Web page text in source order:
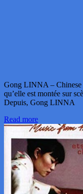
Gong LINNA –
qu’elle est montée sur
Depuis, Gong LINNA
Read more